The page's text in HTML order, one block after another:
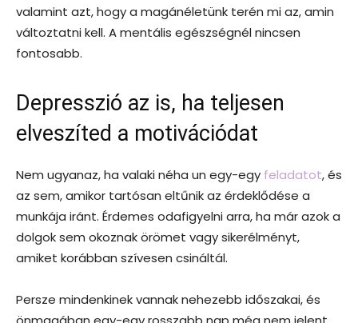
valamint azt, hogy a magánéletünk terén mi az, amin
változtatni kell. A mentális egészségnél nincsen
fontosabb.
Depresszió az is, ha teljesen
elveszíted a motivációdat
Nem ugyanaz, ha valaki néha un egy-egy feladatot, és
az sem, amikor tartósan eltűnik az érdeklődése a
munkája iránt. Érdemes odafigyelni arra, ha már azok a
dolgok sem okoznak örömet vagy sikerélményt,
amiket korábban szívesen csináltál.
Persze mindenkinek vannak nehezebb időszakai, és